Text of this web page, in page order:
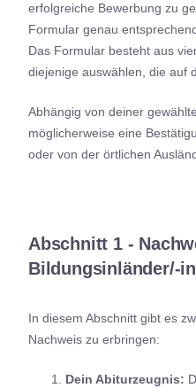
erfolgreiche Bewerbung zu
Formular genau
Das Formular besteht aus
diejenige auswählen, die auf
Abhängig von deiner
möglicherweise eine
oder von der örtlichen
Abschnitt 1 -
Bildungsinländer/-
In diesem Abschnitt gibt es
Nachweis zu erbringen:
Dein Abiturzeugnis: